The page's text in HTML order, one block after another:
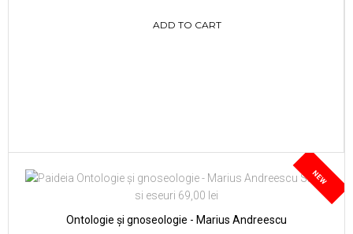
ADD TO CART
NEW
Ontologie și gnoseologie - Marius Andreescu